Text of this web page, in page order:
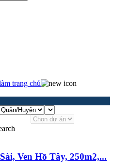
trang chủ
Ven Hồ Tây, 250m2,...